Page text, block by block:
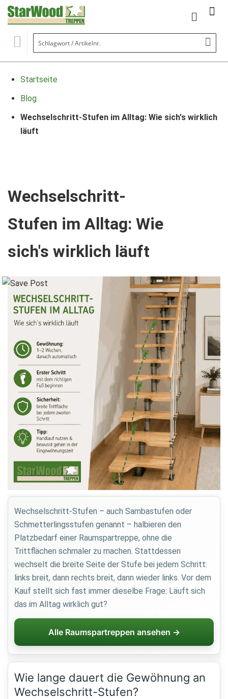
Mein
Startseite
Blog
Wechselschritt-Stufen im Alltag: Wie sich's wirklich
läuft
Wechselschritt-
Stufen im Alltag: Wie
sich's wirklich läuft
Wechselschritt-Stufen – auch Sambastufen oder
Schmetterlingsstufen genannt – halbieren den
Platzbedarf einer Raumspartreppe, ohne die
Trittflächen schmaler zu machen. Stattdessen
wechselt die breite Seite der Stufe bei jedem Schritt:
links breit, dann rechts breit, dann wieder links. Vor dem
Kauf stellt sich fast immer dieselbe Frage: Läuft sich
das im Alltag wirklich gut?
Alle Raumspartreppen ansehen →
Wie lange dauert die Gewöhnung an
Wechselschritt-Stufen?